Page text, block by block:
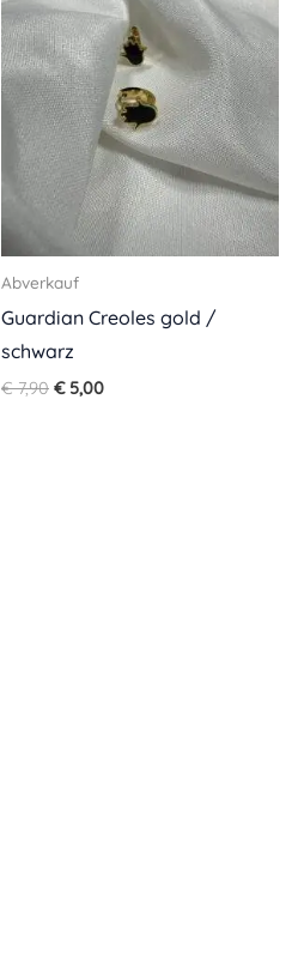
Abverkauf
Guardian Creoles gold /
schwarz
€7,90 €5,00